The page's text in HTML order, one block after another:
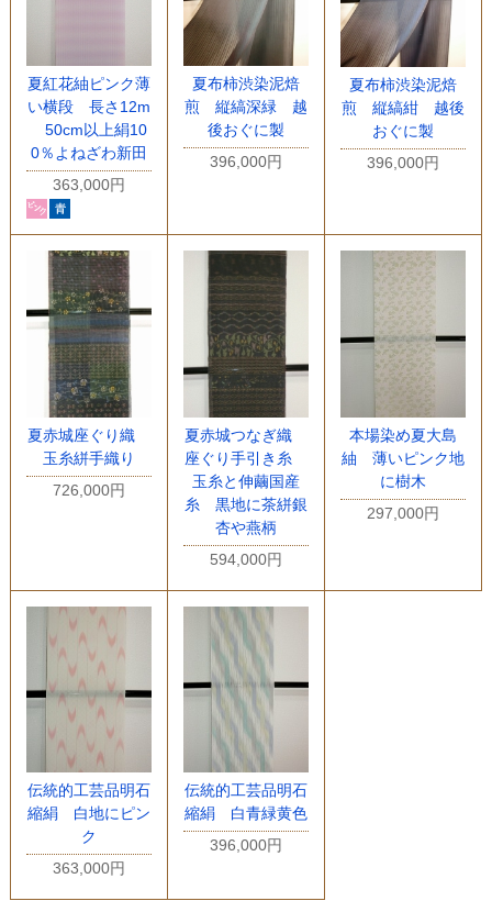
夏紅花紬ピンク薄
い横段 長さ12m
50cm以上絹10
0％よねざわ新田
363,000円
夏布柿渋染泥焙
煎 縦縞深緑 越
後おぐに製
396,000円
夏布柿渋染泥焙
煎 縦縞紺 越後
おぐに製
396,000円
夏赤城座ぐり織
玉糸絣手織り
726,000円
夏赤城つなぎ織
座ぐり手引き糸
玉糸と伸繭国産
糸 黒地に茶絣銀
杏や燕柄
594,000円
本場染め夏大島
紬 薄いピンク地
に樹木
297,000円
伝統的工芸品明石
縮絹 白地にピン
ク
363,000円
伝統的工芸品明石
縮絹 白青緑黄色
396,000円